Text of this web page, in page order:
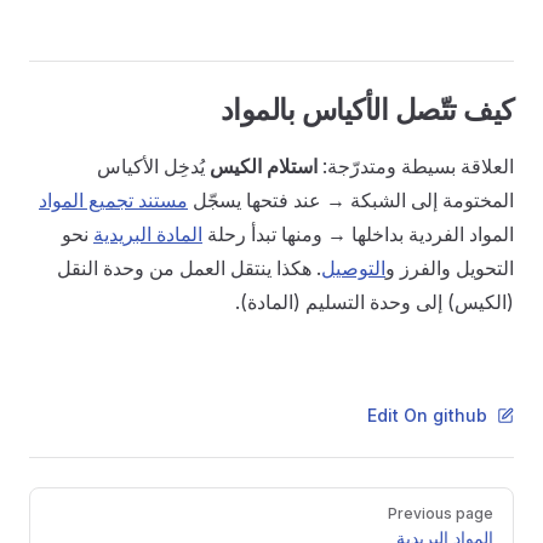
كيف تتّصل الأكياس بالمواد
العلاقة بسيطة ومتدرّجة: استلام الكيس يُدخِل الأكياس
المختومة إلى الشبكة → عند فتحها يسجّل مستند تجميع المواد
المواد الفردية بداخلها → ومنها تبدأ رحلة المادة البريدية نحو
التحويل والفرز والتوصيل. هكذا ينتقل العمل من وحدة النقل
(الكيس) إلى وحدة التسليم (المادة).
Edit On github
Previous page
المواد البريدية